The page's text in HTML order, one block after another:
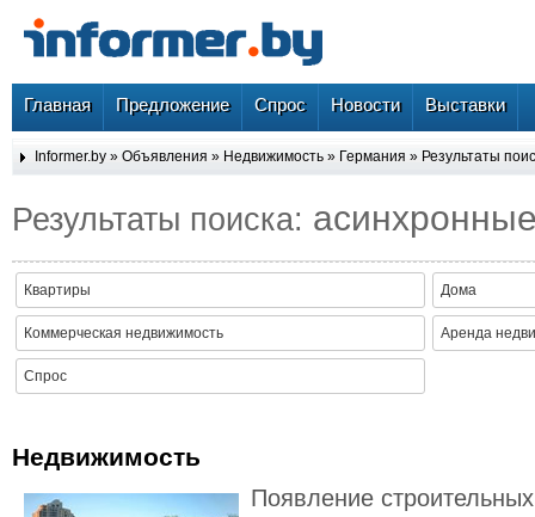
Главная Предложение Спрос Новости Выставки
Informer.by » Объявления » Недвижимость » Германия » Результаты
Результаты поиска:
Квартиры Дома
Коммерческая недвижимость Аренда
Спрос
Недвижимость
Появление